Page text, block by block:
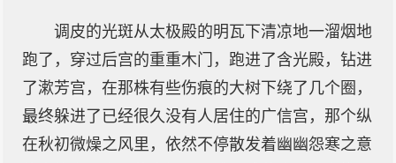
调皮的光斑从太极殿的明瓦下清凉地一溜烟地
跑了，穿过后宫的重重木门，跑进了含光殿，钻进
了漱芳宫，在那株有些伤痕的大树下绕了几个圈，
最终躲进了已经很久没有人居住的广信宫，那个纵
在秋初微燥之风里，依然不停散发着幽幽怨寒之意